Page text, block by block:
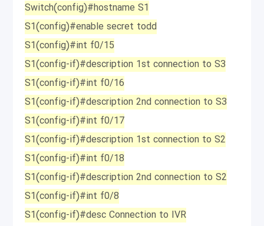
Switch(config)#hostname S1
S1(config)#enable secret todd
S1(config)#int f0/15
S1(config-if)#description 1st connection to S3
S1(config-if)#int f0/16
S1(config-if)#description 2nd connection to S3
S1(config-if)#int f0/17
S1(config-if)#description 1st connection to S2
S1(config-if)#int f0/18
S1(config-if)#description 2nd connection to S2
S1(config-if)#int f0/8
S1(config-if)#desc Connection to IVR